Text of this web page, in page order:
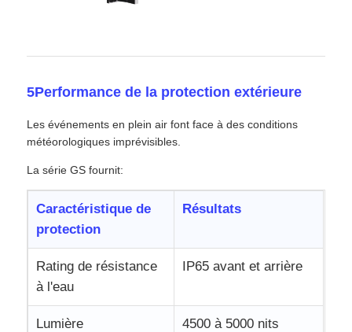
5Performance de la protection extérieure
Les événements en plein air font face à des conditions
météorologiques imprévisibles.
La série GS fournit:
Caractéristique de
protection
Résultats
Rating de résistance
à l'eau
IP65 avant et arrière
Lumière 4500 à 5000 nits